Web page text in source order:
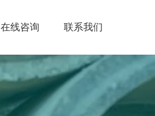
在线咨询 联系我们